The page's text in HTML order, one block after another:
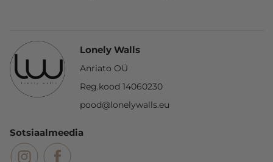
Lonely Walls
Anriato OÜ
Reg.kood 14060230
pood@lonelywalls.eu
Sotsiaalmeedia